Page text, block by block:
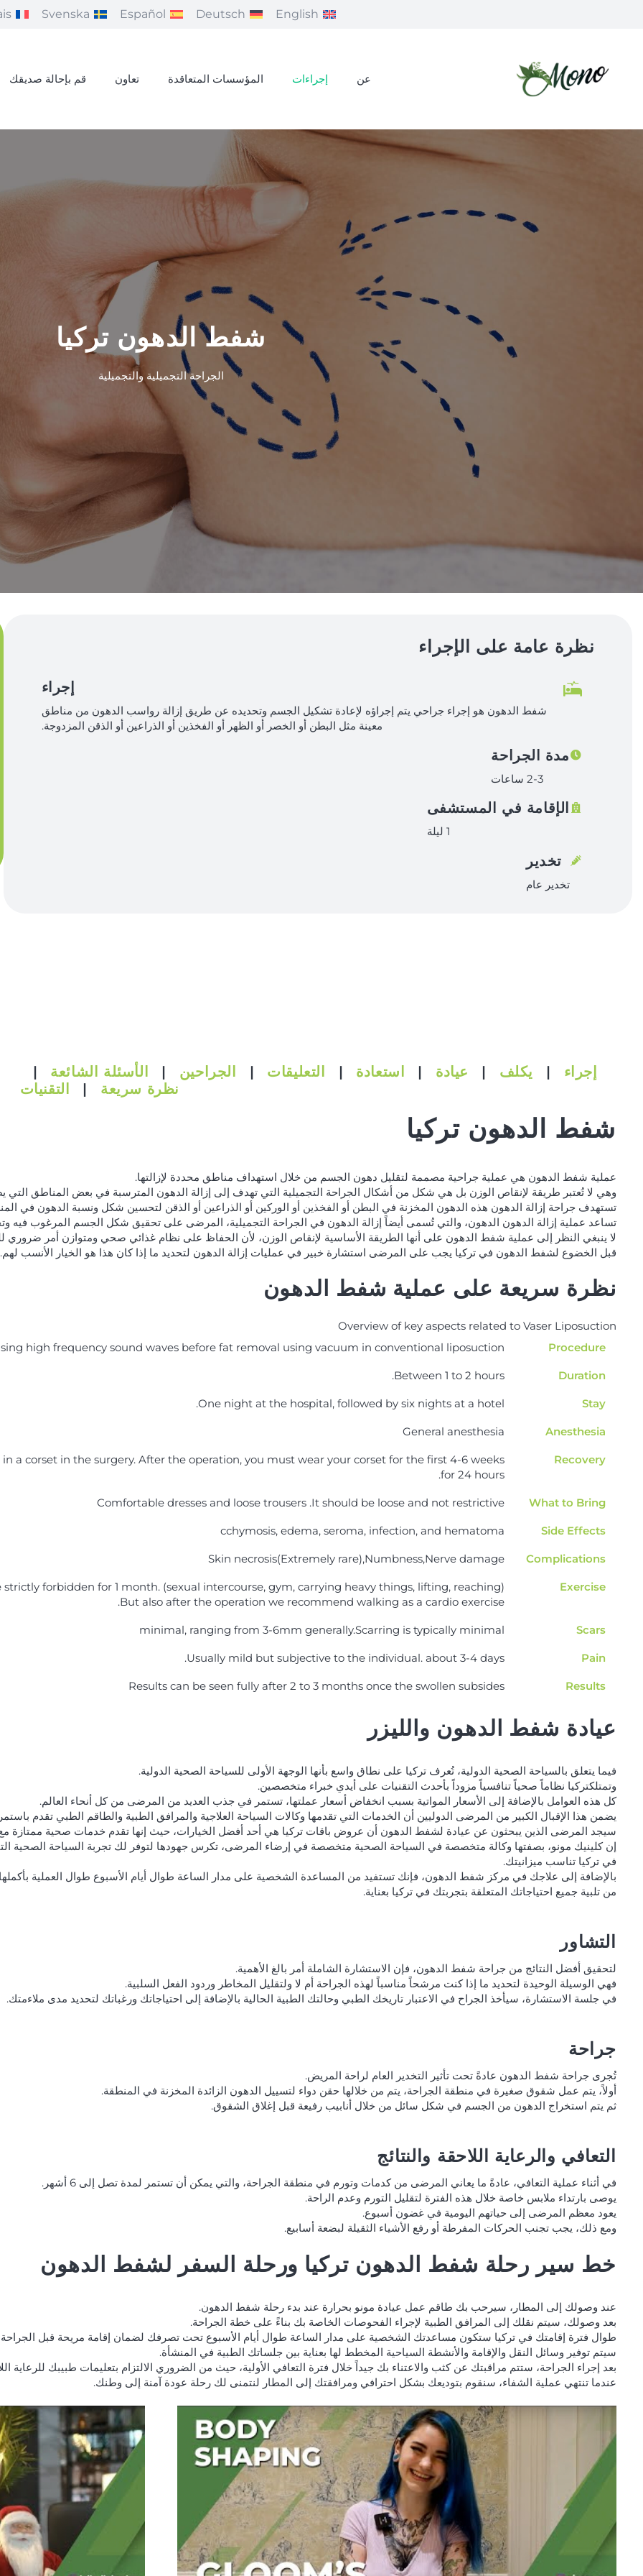
English
Deutsch
Español
Svenska
عن إجراءات المؤسسات المتعاقدة تعاون قم بإحالة صديقك
شفط الدهون تركيا
الجراحة التجميلية والتجميلية
نظرة عامة على الإجراء
إجراء
شفط الدهون هو إجراء جراحي يتم إجراؤه لإعادة تشكيل الجسم وتحديده عن طريق إزالة رواسب الدهون من مناطق
معينة مثل البطن أو الخصر أو الظهر أو الفخذين أو الذراعين أو الذقن المزدوجة.
مدة الجراحة
2-3 ساعات
الإقامة في المستشفى
1 ليلة
تخدير
تخدير عام
إجراء | يكلف | عيادة | استعادة | التعليقات | الجراحين | الأسئلة الشائعة
|
نظرة سريعة
| التقنيات
شفط الدهون تركيا
عملية شفط الدهون هي عملية جراحية مصممة لتقليل دهون الجسم من خلال استهداف مناطق محددة لإزالتها.
وهي لا تُعتبر طريقة لإنقاص الوزن بل هي شكل من أشكال الجراحة التجميلية التي تهدف إلى إزالة الدهون المترسبة في بعض المناطق التي
تستهدف جراحة إزالة الدهون هذه الدهون المخزنة في البطن أو الفخذين أو الوركين أو الذراعين أو الذقن لتحسين شكل ونسبة الدهون في
تساعد عملية إزالة الدهون الدهون، والتي تُسمى أيضاً إزالة الدهون في الجراحة التجميلية، المرضى على تحقيق شكل الجسم المرغوب فيه
لا ينبغي النظر إلى عملية شفط الدهون على أنها الطريقة الأساسية لإنقاص الوزن، لأن الحفاظ على نظام غذائي صحي ومتوازن أمر
قبل الخضوع لشفط الدهون في تركيا يجب على المرضى استشارة خبير في عمليات إزالة الدهون لتحديد ما إذا كان هذا هو الخيار الأنسب لهم.
نظرة سريعة على عملية شفط الدهون
Overview of key aspects related to Vaser Liposuction
Procedure
high frequency sound waves before fat removal using vacuum in conventional liposuction.
Duration
Between 1 to 2 hours.
Stay
One night at the hospital, followed by six nights at a hotel.
Anesthesia
General anesthesia
Recovery
a corset in the surgery. After the operation, you must wear your corset for the first 4-6 weeks
for 24 hours.
What to Bring
Comfortable dresses and loose trousers .It should be loose and not restrictive
Side Effects
cchymosis, edema, seroma, infection, and hematoma
Complications
Skin necrosis(Extremely rare),Numbness,Nerve damage
Exercise
forbidden for 1 month. (sexual intercourse, gym, carrying heavy things, lifting, reaching)
But also after the operation we recommend walking as a cardio exercise.
Scars
minimal, ranging from 3-6mm generally.Scarring is typically minimal
Pain
Usually mild but subjective to the individual. about 3-4 days.
Results
Results can be seen fully after 2 to 3 months once the swollen subsides
عيادة شفط الدهون والليزر
فيما يتعلق بالسياحة الصحية الدولية، تُعرف تركيا على نطاق واسع بأنها الوجهة الأولى للسياحة الصحية الدولية.
وتمتلكتركيا نظاماً صحياً تنافسياً مزوداً بأحدث التقنيات على أيدي خبراء متخصصين.
كل هذه العوامل بالإضافة إلى الأسعار المواتية بسبب انخفاض أسعار عملتها، تستمر في جذب العديد من المرضى من كل أنحاء العالم.
يضمن هذا الإقبال الكبير من المرضى الدوليين أن الخدمات التي تقدمها وكالات السياحة العلاجية والمرافق الطبية والطاقم الطبي تقدم
سيجد المرضى الذين يبحثون عن عيادة لشفط الدهون أن عروض باقات تركيا هي أحد أفضل الخيارات، حيث إنها تقدم خدمات صحية ممتازة
إن كلينيك مونو، بصفتها وكالة متخصصة في السياحة الصحية متخصصة في إرضاء المرضى، تكرس جهودها لتوفر لك تجربة السياحة الصحية
في تركيا تناسب ميزانيتك.
من تلبية جميع احتياجاتك المتعلقة بتجربتك في تركيا بعناية.
التشاور
لتحقيق أفضل النتائج من جراحة شفط الدهون، فإن الاستشارة الشاملة أمر بالغ الأهمية.
فهي الوسيلة الوحيدة لتحديد ما إذا كنت مرشحاً مناسباً لهذه الجراحة أم لا ولتقليل المخاطر وردود الفعل السلبية.
في جلسة الاستشارة، سيأخذ الجراح في الاعتبار تاريخك الطبي وحالتك الطبية الحالية بالإضافة إلى احتياجاتك ورغباتك لتحديد مدى ملاءمتك.
جراحة
تُجرى جراحة شفط الدهون عادةً تحت تأثير التخدير العام لراحة المريض.
أولاً، يتم عمل شقوق صغيرة في منطقة الجراحة، يتم من خلالها حقن دواء لتسييل الدهون الزائدة المخزنة في المنطقة.
ثم يتم استخراج الدهون من الجسم في شكل سائل من خلال أنابيب رفيعة قبل إغلاق الشقوق.
التعافي والرعاية اللاحقة والنتائج
في أثناء عملية التعافي، عادةً ما يعاني المرضى من كدمات وتورم في منطقة الجراحة، والتي يمكن أن تستمر لمدة تصل إلى 6 أشهر.
يوصى بارتداء ملابس خاصة خلال هذه الفترة لتقليل التورم وعدم الراحة.
يعود معظم المرضى إلى حياتهم اليومية في غضون أسبوع.
ومع ذلك، يجب تجنب الحركات المفرطة أو رفع الأشياء الثقيلة لبضعة أسابيع.
خط سير رحلة شفط الدهون تركيا ورحلة السفر لشفط الدهون
عند وصولك إلى المطار، سيرحب بك طاقم عمل عيادة مونو بحرارة عند بدء رحلة شفط الدهون.
بعد وصولك، سيتم نقلك إلى المرافق الطبية لإجراء الفحوصات الخاصة بك بناءً على خطة الجراحة.
طوال فترة إقامتك في تركيا ستكون مساعدتك الشخصية على مدار الساعة طوال أيام الأسبوع تحت تصرفك لضمان إقامة مريحة قبل الجراحة
سيتم توفير وسائل النقل والإقامة والأنشطة السياحية المخطط لها بعناية بين جلساتك الطبية في المنشأة.
بعد إجراء الجراحة، ستتم مراقبتك عن كثب والاعتناء بك جيداً خلال فترة التعافي الأولية، حيث من الضروري الالتزام بتعليمات طبيبك للرعاية
عندما تنتهي عملية الشفاء، سنقوم بتوديعك بشكل احترافي ومرافقتك إلى المطار لنتمنى لك رحلة عودة آمنة إلى وطنك.